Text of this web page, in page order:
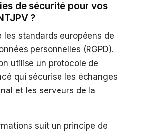
de sécurité pour vos
?
les standards européens de
personnelles (RGPD).
utilise un protocole de
qui sécurise les échanges
et les serveurs de la
suit un principe de